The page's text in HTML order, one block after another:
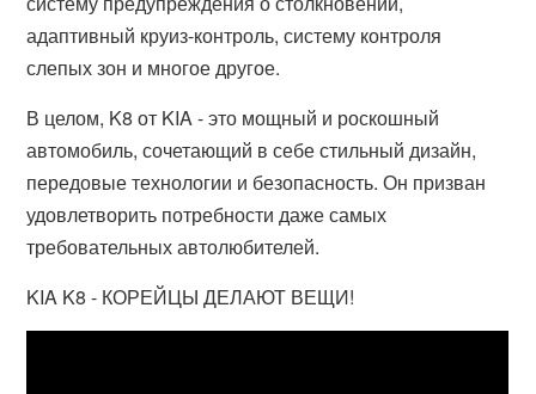
адаптивный круиз-контроль, систему контроля
слепых зон и многое другое.
В целом, K8 от KIA - это мощный и роскошный
автомобиль, сочетающий в себе стильный дизайн,
передовые технологии и безопасность. Он призван
удовлетворить потребности даже самых
требовательных автолюбителей.
KIA K8 - КОРЕЙЦЫ ДЕЛАЮТ ВЕЩИ!